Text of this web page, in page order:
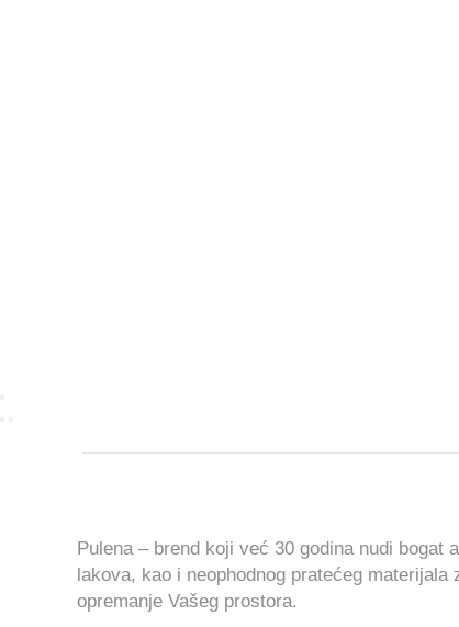
Pulena – brend koji već 30 godina nudi bogat
lakova, kao i neophodnog pratećeg materijala
opremanje Vašeg prostora.